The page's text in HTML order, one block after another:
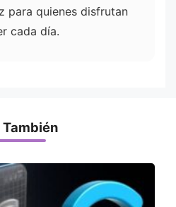
para quienes disfrutan
cada día.
También